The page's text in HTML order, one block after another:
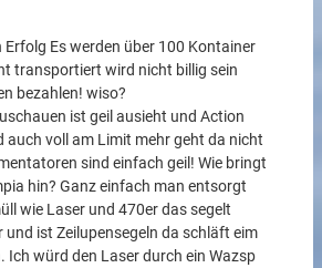
Erfolg Es werden über 100 Kontainer
transportiert wird nicht billig sein
bezahlen! wiso?
ist geil ausieht und Action
auch voll am Limit mehr geht da nicht
sind einfach geil! Wie bringt
hin? Ganz einfach man entsorgt
wie Laser und 470er das segelt
und ist Zeilupensegeln da schläft eim
Ich würd den Laser durch ein Wazsp